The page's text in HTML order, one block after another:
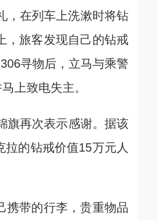
在列车上洗漱时将钻
，旅客发现自己的钻戒
寻物后，立马与乘警
上致电失主。
再次表示感谢。据该
的钻戒价值15万元人
带的行李，贵重物品